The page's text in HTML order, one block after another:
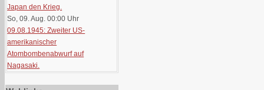
Japan den Krieg.
So, 09. Aug. 00:00 Uhr
09.08.1945: Zweiter US-
amerikanischer
Atombombenabwurf auf
Nagasaki.